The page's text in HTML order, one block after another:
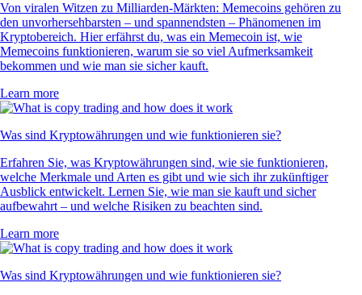
Von viralen Witzen zu Milliarden-Märkten: Memecoins gehören zu
den unvorhersehbarsten – und spannendsten – Phänomenen im
Kryptobereich. Hier erfährst du, was ein Memecoin ist, wie
Memecoins funktionieren, warum sie so viel Aufmerksamkeit
bekommen und wie man sie sicher kauft.
Learn more
Was sind Kryptowährungen und wie funktionieren sie?
Erfahren Sie, was Kryptowährungen sind, wie sie funktionieren,
welche Merkmale und Arten es gibt und wie sich ihr zukünftiger
Ausblick entwickelt. Lernen Sie, wie man sie kauft und sicher
aufbewahrt – und welche Risiken zu beachten sind.
Learn more
Was sind Kryptowährungen und wie funktionieren sie?